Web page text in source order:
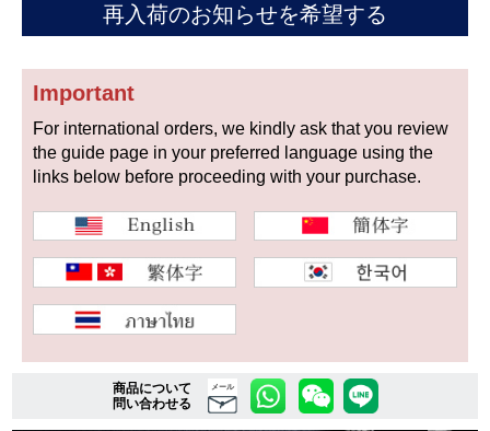
商品の状態から探す
新品 未使用品
中古品 アンティーク品
WEB限定品 SALE
複数条件で商品を絞り込む
再入荷のお知らせを希望する
Important
For international orders, we kindly ask that you review
the guide page in your preferred language using the
links below before proceeding with your purchase.
商品について
問い合わせる
メール